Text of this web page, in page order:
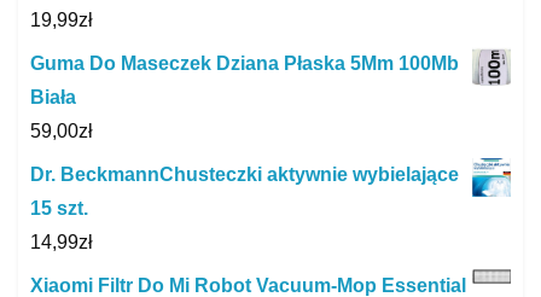
19,99zł
Guma Do Maseczek Dziana Płaska 5Mm 100Mb
Biała
59,00zł
Dr. BeckmannChusteczki aktywnie wybielające
15 szt.
14,99zł
Xiaomi Filtr Do Mi Robot Vacuum-Mop Essential